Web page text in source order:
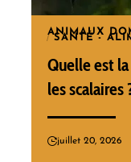
ANIMAUX
SANTÉ -
Quelle est
les scalaires
juillet 20, 2026